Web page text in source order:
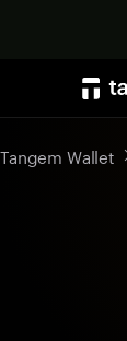
Tangem Wallet